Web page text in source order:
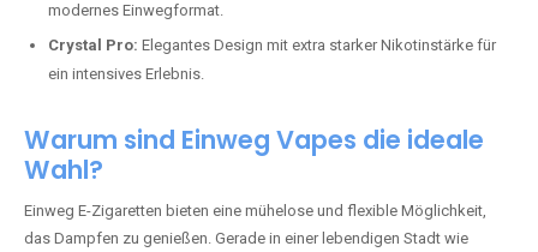
modernes Einwegformat.
Crystal Pro: Elegantes Design mit extra starker Nikotinstärke für
ein intensives Erlebnis.
Warum sind Einweg Vapes die ideale
Wahl?
Einweg E-Zigaretten bieten eine mühelose und flexible Möglichkeit,
das Dampfen zu genießen. Gerade in einer lebendigen Stadt wie